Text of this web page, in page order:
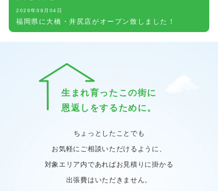
2026年08月04日
福岡県に大橋・井尻店がオープン致しました！
生まれ育ったこの街に
恩返しをするために。
ちょっとしたことでも
お気軽にご相談いただけるように、
対象エリア内であればお見積りに掛かる
出張費はいただきません。